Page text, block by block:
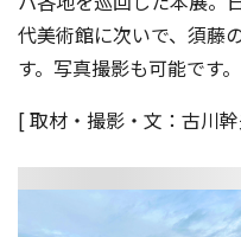
代美術館に次いで、須藤
す。写真撮影も可能です。
[ 取材・撮影・文：古川